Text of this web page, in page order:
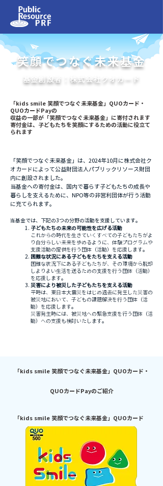
笑顔でつなぐ未来基金
​基金創設者：株式会社クオカード
「kids smile 笑顔でつなぐ未来基金」QUOカード・
QUOカードPayの
収益の一部が「笑顔でつなぐ未来基金」に寄付されます
寄付金は、子どもたちを笑顔にするための活動に役立て
られます
「笑顔でつなぐ未来基金」は、2024年10月に株式会社ク
オカードによって公益財団法人パブリックリソース財団
内に創設されました。
当基金への寄付金は、国内で暮らす子どもたちの成長や
暮らしを支えるために、NPO等の非営利団体が行う活動
に充てられます。
当基金では、下記の3つの分野の活動を支援しています。
子どもたちの未来の可能性を広げる活動
これからの時代を⽣きていくすべての⼦どもたちがよ
り⾃分らしい未来を歩めるように、体験プログラムや
⽀援活動の提供を⾏う団体（活動）を応援します。
困難な状況にある子どもをたちを支える活動
困難な状況下にある⼦どもたちが、その環境から脱却
しよりよい⽣活を送るための⽀援を⾏う団体（活動）
を応援します。
災害により被災した子どもたちを支える活動
平時は、東⽇本⼤震災をはじめ過去に発生した災害の
被災地において、⼦どもの課題解決を⾏う団体（活
動）を応援します。
災害発生時には、被災地への緊急支援を行う団体（活
動）への支援も検討いたします。
「kids smile 笑顔でつなぐ未来基金」QUOカード・
QUOカードPayのご紹介
「kids smile 笑顔でつなぐ未来基金」QUOカード